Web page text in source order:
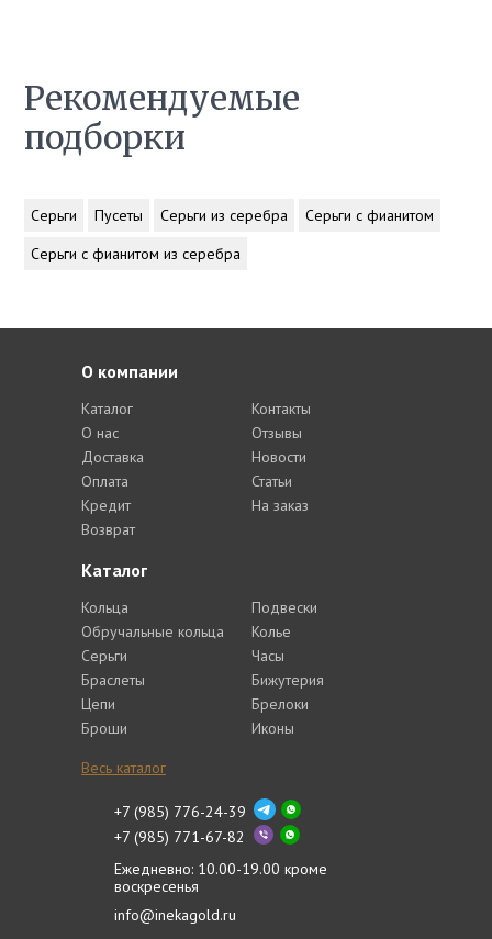
Рекомендуемые
подборки
Серьги Пусеты Серьги из серебра
Серьги с фианитом
Серьги с фианитом из серебра
Каталог
Кольца
Обручальные кольца
Серьги
Браслеты
Цепи
Броши
Подвески
Колье
Часы
Бижутерия
Брелоки
Иконы
Весь каталог
О компании
Каталог
О нас
Доставка
Оплата
Кредит
Возврат
Контакты
Отзывы
Новости
Статьи
На заказ
+7 (985) 776-24-39
+7 (985) 771-67-82
Ежедневно: 10.00-19.00 кроме
воскресенья
info@inekagold.ru